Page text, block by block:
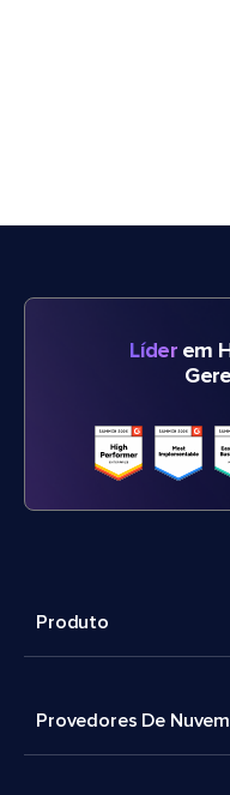
Líderem
Produto
Provedores De Nuvem